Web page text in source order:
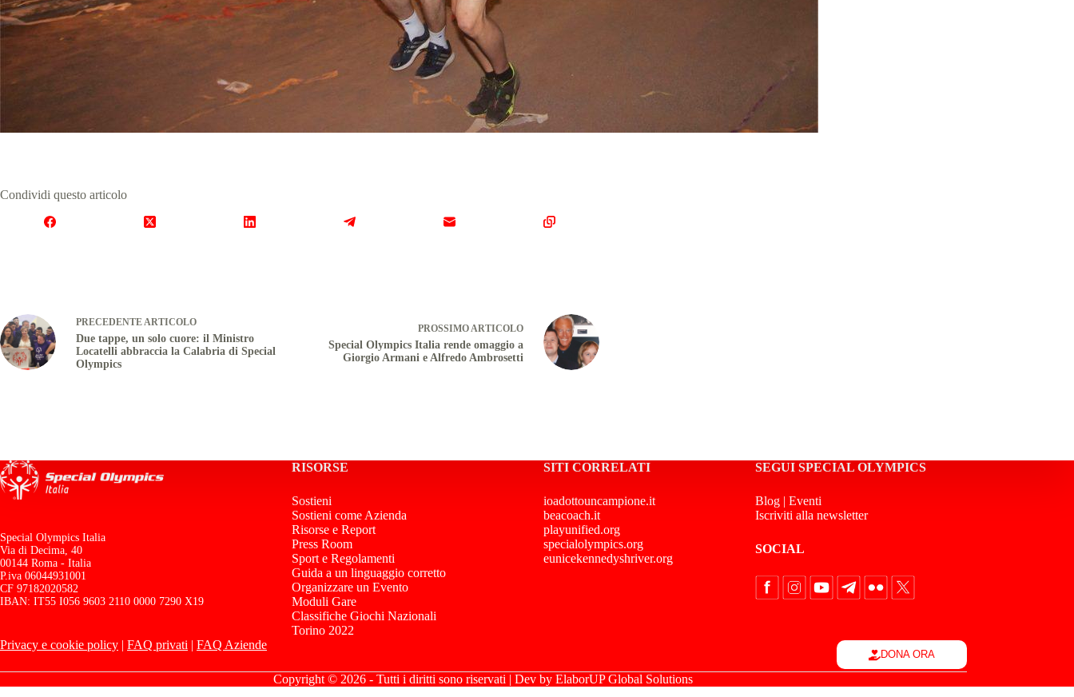
Condividi questo articolo
PRECEDENTE ARTICOLO
Due tappe, un solo cuore: il Ministro
Locatelli abbraccia la Calabria di Special
Olympics
PROSSIMO ARTICOLO
Special Olympics Italia rende omaggio a
Giorgio Armani e Alfredo Ambrosetti
Special Olympics Italia
Via di Decima, 40
00144 Roma - Italia
P.iva 06044931001
CF 97182020582
IBAN: IT55 I056 9603 2110 0000 7290 X19
RISORSE
Sostieni
Sostieni come Azienda
Risorse e Report
Press Room
Sport e Regolamenti
Guida a un linguaggio corretto
Organizzare un Evento
Moduli Gare
Classifiche Giochi Nazionali
Torino 2022
SITI CORRELATI
ioadottouncampione.it
beacoach.it
playunified.org
specialolympics.org
eunicekennedyshriver.org
SEGUI SPECIAL OLYMPICS
Blog| Eventi
Iscriviti alla newsletter
SOCIAL
Privacy e cookie policy | FAQ privati | FAQ Aziende
DONA ORA
Copyright © 2026 - Tutti i diritti sono riservati | Dev byElaborUP Global Solutions